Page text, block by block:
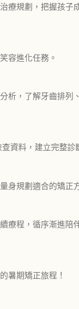
療規劃，把握孩
容進化任務。
析，了解牙齒排
資料，建立完整
身規劃適合的矯正
療程，循序漸進陪
暑期矯正旅程！